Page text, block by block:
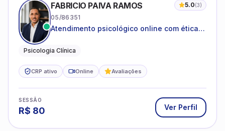
FABRICIO PAIVA RAMOS 5.0(3)
05/86351
Atendimento psicológico online com ética,
Psicologia Clínica
CRP ativo Online Avaliações
SESSÃO
R$ 80 Ver Perfil